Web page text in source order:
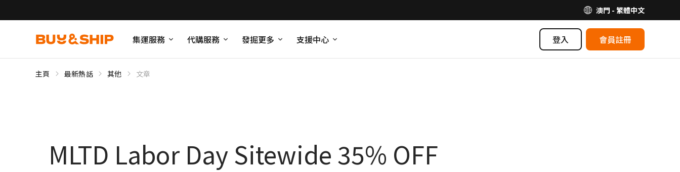
澳門 - 繁體中文
集運服務 代購服務 發掘更多 支援中心 登入 會員註冊
主頁 最新熱話 其他 文章
MLTD Labor Day Sitewide 35% OFF